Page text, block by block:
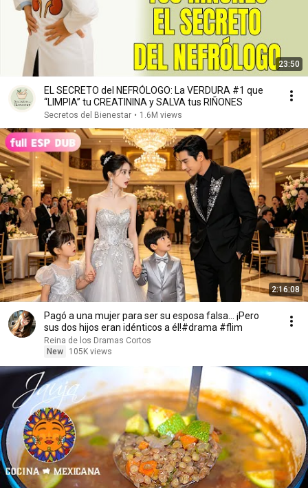
23:50
EL SECRETO del NEFRÓLOGO: La VERDURA #1 que
“LIMPIA” tu CREATININA y SALVA tus RIÑONES
Secretos del Bienestar • 1.6M views
2:16:08
Pagó a una mujer para ser su esposa falsa... ¡Pero
sus dos hijos eran idénticos a él!#drama #flim
Reina de los Dramas Cortos
New
105K views